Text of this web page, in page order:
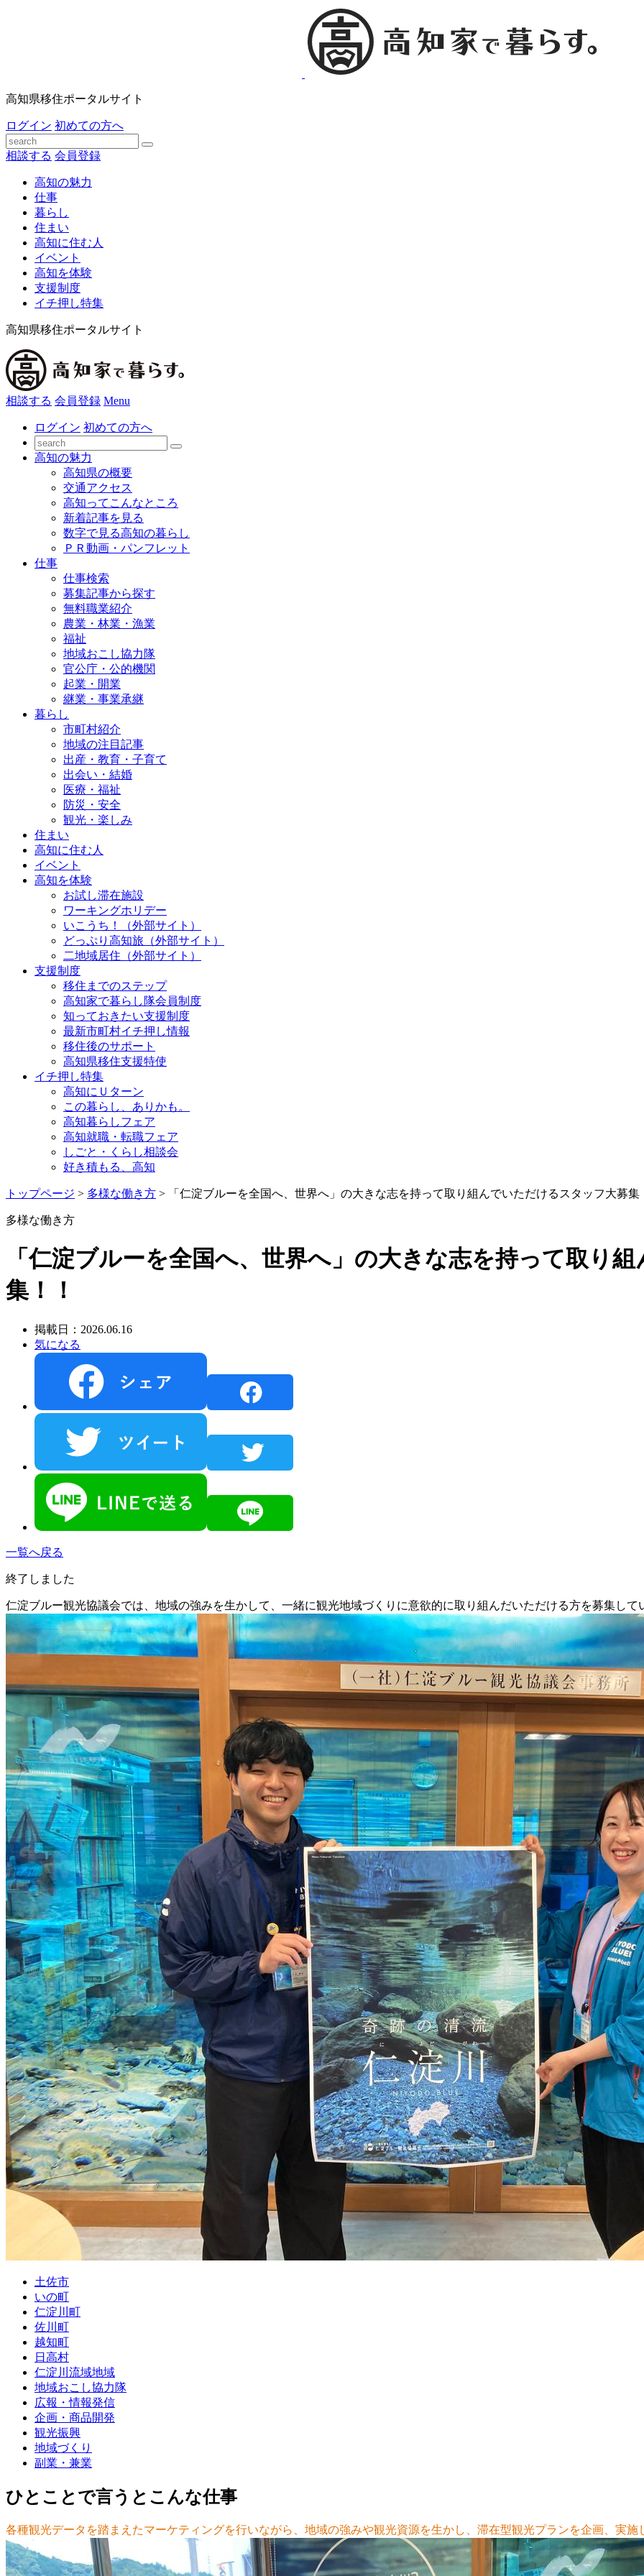
高知県移住ポータルサイト
ログイン 初めての方へ
相談する 会員登録
高知の魅力
仕事
暮らし
住まい
高知に住む人
イベント
高知を体験
支援制度
イチ押し特集
高知県移住ポータルサイト
相談する 会員登録 Menu
ログイン 初めての方へ
高知の魅力
高知県の概要
交通アクセス
高知ってこんなところ
新着記事を見る
数字で見る高知の暮らし
ＰＲ動画・パンフレット
仕事
仕事検索
募集記事から探す
無料職業紹介
農業・林業・漁業
福祉
地域おこし協力隊
官公庁・公的機関
起業・開業
継業・事業承継
暮らし
市町村紹介
地域の注目記事
出産・教育・子育て
出会い・結婚
医療・福祉
防災・安全
観光・楽しみ
住まい
高知に住む人
イベント
高知を体験
お試し滞在施設
ワーキングホリデー
いこうち！（外部サイト）
どっぷり高知旅（外部サイト）
二地域居住（外部サイト）
支援制度
移住までのステップ
高知家で暮らし隊会員制度
知っておきたい支援制度
最新市町村イチ押し情報
移住後のサポート
高知県移住支援特使
イチ押し特集
高知にＵターン
この暮らし、ありかも。
高知暮らしフェア
高知就職・転職フェア
しごと・くらし相談会
好き積もる、高知
トップページ > 多様な働き方 > 「仁淀ブルーを全国へ、世界へ」の大きな志を持って取り組んでいただけるスタッフ大募集
多様な働き方
「仁淀ブルーを全国へ、世界へ」の大きな志を持って取り
集！！
掲載日：2026.06.16
気になる
一覧へ戻る
終了しました
仁淀ブルー観光協議会では、地域の強みを生かして、一緒に観光地域づくりに意欲的に取り組んだいただける方を募集して
土佐市
いの町
仁淀川町
佐川町
越知町
日高村
仁淀川流域地域
地域おこし協力隊
広報・情報発信
企画・商品開発
観光振興
地域づくり
副業・兼業
ひとことで言うとこんな仕事
各種観光データを踏まえたマーケティングを行いながら、地域の強みや観光資源を生かし、滞在型観光プランを企画、実